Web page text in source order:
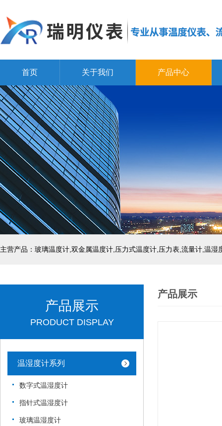
首页 关于我们 产品中心
产品展示
PRODUCT DISPLAY
温湿度计系列
数字式温湿度计
指针式温湿度计
玻璃温湿度计
产品展示